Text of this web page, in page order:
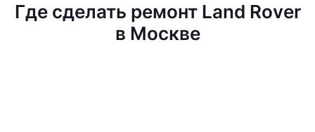
Где сделать ремонт Land Rover
в Москве